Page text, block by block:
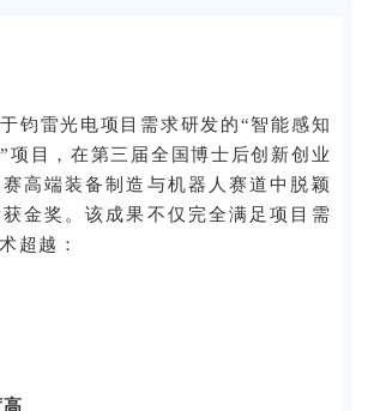
钧雷光电项目需求研发的“智能感知
项目，在第三届全国博士后创新创业
高端装备制造与机器人赛道中脱颖
金奖。该成果不仅完全满足项目需
超越：